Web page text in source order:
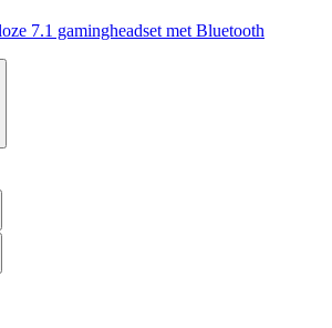
7.1 gamingheadset met Bluetooth